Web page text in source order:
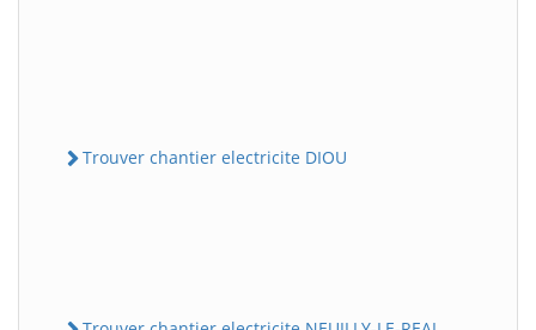
Trouver chantier electricite DIOU